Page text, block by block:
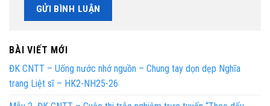
BÀI VIẾT MỚI
ĐK CNTT – Uống nước nhớ nguồn – Chung tay dọn dẹp Nghĩa
trang Liệt sĩ – HK2-NH25-26